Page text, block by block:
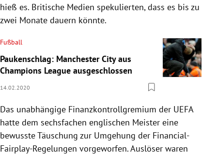
hieß es. Britische Medien spekulierten, dass es bis zu
zwei Monate dauern könnte.
Fußball
Paukenschlag: Manchester City aus
Champions League ausgeschlossen
14.02.2020
Das unabhängige Finanzkontrollgremium der UEFA
hatte dem sechsfachen englischen Meister eine
bewusste Täuschung zur Umgehung der Financial-
Fairplay-Regelungen vorgeworfen. Auslöser waren